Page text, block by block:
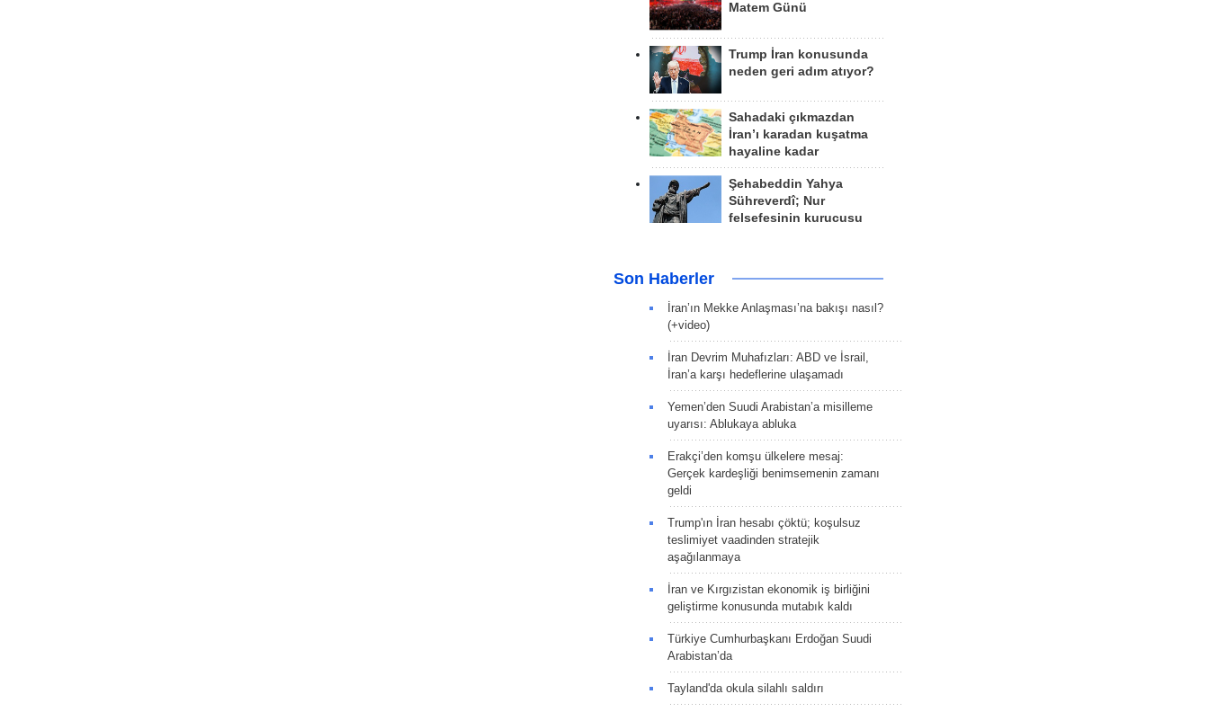
Matem Günü
Trump İran konusunda
neden geri adım atıyor?
Sahadaki çıkmazdan
İran’ı karadan kuşatma
hayaline kadar
Şehabeddin Yahya
Sühreverdî; Nur
felsefesinin kurucusu
Son Haberler
İran’ın Mekke Anlaşması’na bakışı nasıl?
(+video)
İran Devrim Muhafızları: ABD ve İsrail,
İran’a karşı hedeflerine ulaşamadı
Yemen’den Suudi Arabistan’a misilleme
uyarısı: Ablukaya abluka
Erakçi’den komşu ülkelere mesaj:
Gerçek kardeşliği benimsemenin zamanı
geldi
Trump'ın İran hesabı çöktü; koşulsuz
teslimiyet vaadinden stratejik
aşağılanmaya
İran ve Kırgızistan ekonomik iş birliğini
geliştirme konusunda mutabık kaldı
Türkiye Cumhurbaşkanı Erdoğan Suudi
Arabistan’da
Tayland'da okula silahlı saldırı